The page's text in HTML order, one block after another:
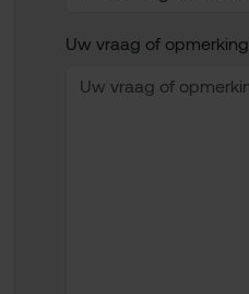
Uw vraag of opmerking